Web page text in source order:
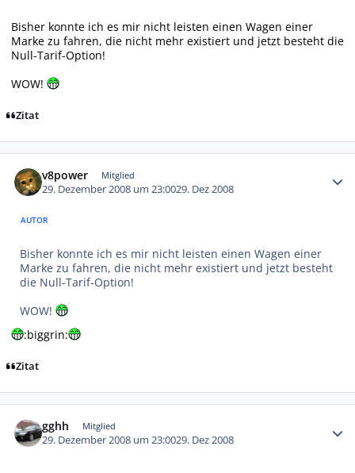
Bisher konnte ich es mir nicht leisten einen Wagen einer
Marke zu fahren, die nicht mehr existiert und jetzt besteht die
Null-Tarif-Option!
WOW!
Zitat
v8power Mitglied
29. Dezember 2008 um 23:0029. Dez 2008
AUTOR
Bisher konnte ich es mir nicht leisten einen Wagen einer
Marke zu fahren, die nicht mehr existiert und jetzt besteht
die Null-Tarif-Option!
WOW!
:biggrin:
Zitat
gghh Mitglied
29. Dezember 2008 um 23:0029. Dez 2008